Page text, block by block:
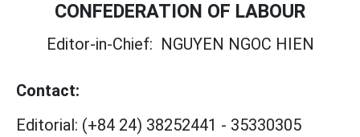
CONFEDERATION OF LABOUR
Editor-in-Chief: NGUYEN NGOC HIEN
Contact:
Editorial: (+84 24) 38252441 - 35330305